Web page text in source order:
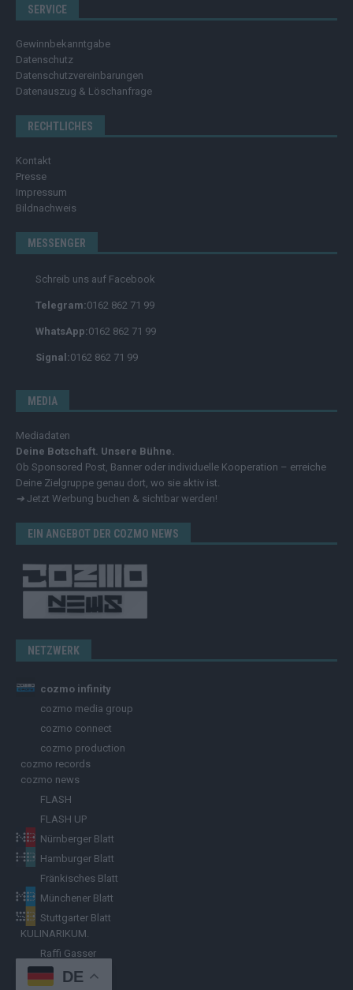
SERVICE
Gewinnbekanntgabe
Datenschutz
Datenschutzvereinbarungen
Datenauszug & Löschanfrage
RECHTLICHES
Kontakt
Presse
Impressum
Bildnachweis
MESSENGER
Schreib uns auf Facebook
Telegram:0162 862 71 99
WhatsApp:0162 862 71 99
Signal:0162 862 71 99
MEDIA
Mediadaten
Deine Botschaft. Unsere Bühne.
Ob Sponsored Post, Banner oder individuelle Kooperation – erreiche
Deine Zielgruppe genau dort, wo sie aktiv ist.
➔ Jetzt Werbung buchen & sichtbar werden!
EIN ANGEBOT DER COZMO NEWS
NETZWERK
cozmo infinity
cozmo media group
cozmo connect
cozmo production
cozmo records
cozmo news
FLASH
FLASH UP
Nürnberger Blatt
Hamburger Blatt
Fränkisches Blatt
Münchener Blatt
Stuttgarter Blatt
KULINARIKUM.
Raffi Gasser
DE